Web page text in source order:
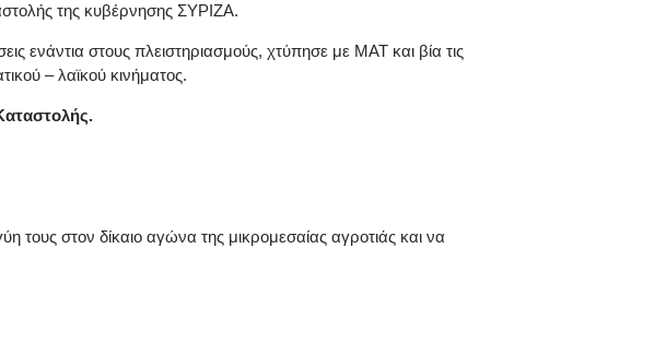
της κυβέρνησης ΣΥΡΙΖΑ.
ενάντια στους πλειστηριασμούς, χτύπησε με ΜΑΤ και βία τις
– λαϊκού κινήματος.
στον δίκαιο αγώνα της μικρομεσαίας αγροτιάς και να